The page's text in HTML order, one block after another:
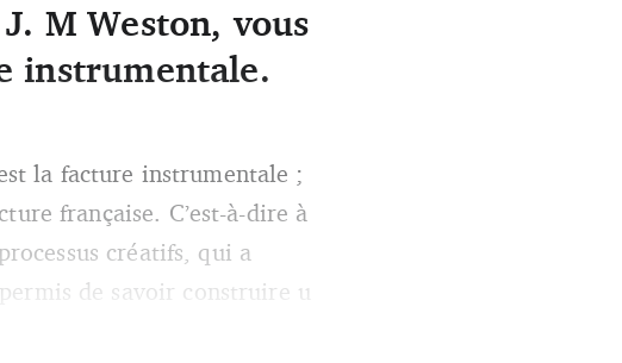
M Weston, vous
instrumentale.
la facture instrumentale ;
française. C’est-à-dire à
créatifs, qui a
de savoir construire u